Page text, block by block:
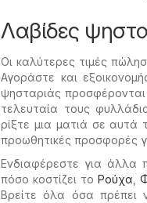
Λαβίδες
Οι καλύτερες τιμές
Αγοράστε και
ψησταριάς
τελευταία τους
ρίξτε μια ματιά σε αυτά
προωθητικές προσφορές
Ενδιαφέρεστε για άλλα
πόσο κοστίζει το Ρούχα
Βρείτε όλα όσα πρέπει